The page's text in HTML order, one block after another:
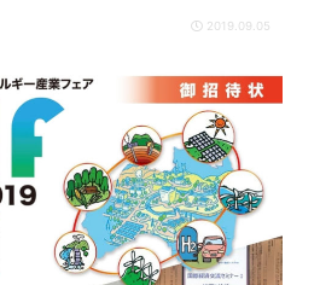
2019.09.05